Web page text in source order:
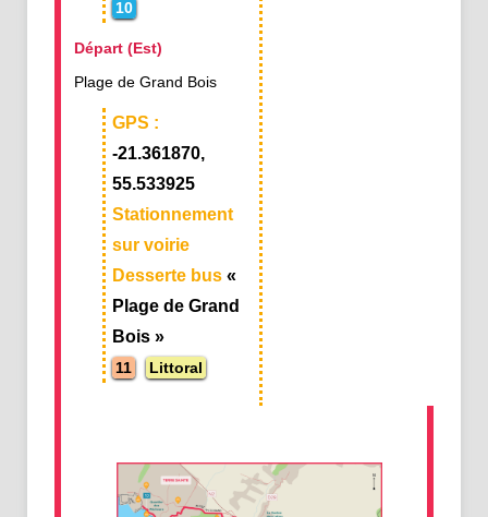
10
Départ (Est)
Plage de Grand Bois
GPS :
-21.361870,
55.533925
Stationnement
sur voirie
Desserte bus «
Plage de Grand
Bois »
11 Littoral